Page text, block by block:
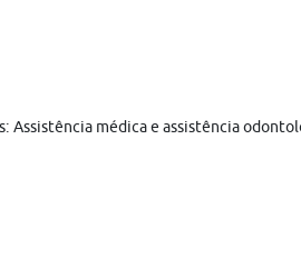
Assistência médica e assistência